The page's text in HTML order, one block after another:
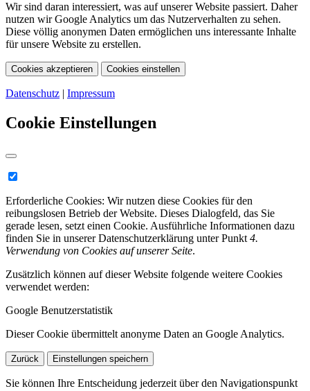
Wir sind daran interessiert, was auf unserer Website passiert. Daher
nutzen wir Google Analytics um das Nutzerverhalten zu sehen.
Diese völlig anonymen Daten ermöglichen uns interessante Inhalte
für unsere Website zu erstellen.
Cookies akzeptieren Cookies einstellen
Datenschutz | Impressum
Cookie Einstellungen
Erforderliche Cookies: Wir nutzen diese Cookies für den
reibungslosen Betrieb der Website. Dieses Dialogfeld, das Sie
gerade lesen, setzt einen Cookie. Ausführliche Informationen dazu
finden Sie in unserer Datenschutzerklärung unter Punkt 4.
Verwendung von Cookies auf unserer Seite.
Zusätzlich können auf dieser Website folgende weitere Cookies
verwendet werden:
Google Benutzerstatistik
Dieser Cookie übermittelt anonyme Daten an Google Analytics.
Zurück Einstellungen speichern
Sie können Ihre Entscheidung jederzeit über den Navigationspunkt